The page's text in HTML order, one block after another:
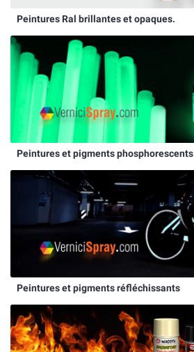
Peintures Ral brillantes et opaques.
Peintures et pigments phosphorescents
Peintures et pigments réfléchissants